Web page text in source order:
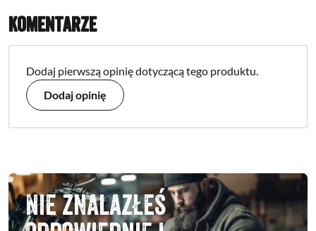
Komentarze
Dodaj pierwszą opinię dotyczącą tego produktu.
Dodaj opinię
Nie znalazłeś